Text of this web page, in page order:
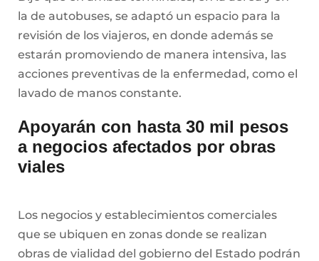
la de autobuses, se adaptó un espacio para la
revisión de los viajeros, en donde además se
estarán promoviendo de manera intensiva, las
acciones preventivas de la enfermedad, como el
lavado de manos constante.
Apoyarán con hasta 30 mil pesos
a negocios afectados por obras
viales
Los negocios y establecimientos comerciales
que se ubiquen en zonas donde se realizan
obras de vialidad del gobierno del Estado podrán